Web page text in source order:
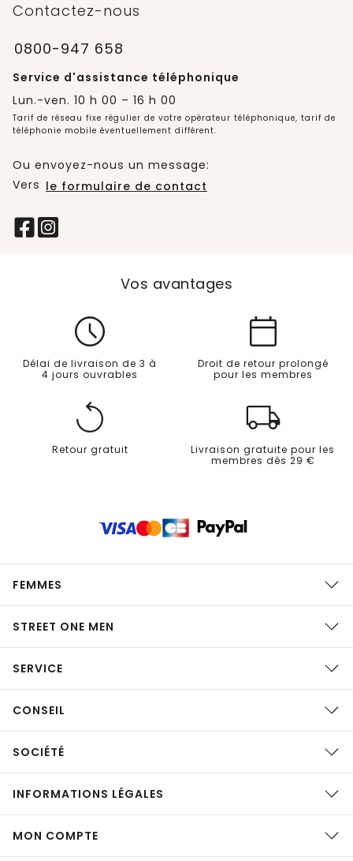
Contactez-nous
0800-947 658
Service d'assistance téléphonique
Lun.-ven. 10 h 00 – 16 h 00
Tarif de réseau fixe régulier de votre opérateur téléphonique, tarif de
téléphonie mobile éventuellement différent.
Ou envoyez-nous un message:
Vers le formulaire de contact
Vos avantages
Délai de livraison de 3 à
4 jours ouvrables
Droit de retour prolongé
pour les membres
Retour gratuit
Livraison gratuite pour les
membres dès 29 €
FEMMES
STREET ONE MEN
SERVICE
CONSEIL
SOCIÉTÉ
INFORMATIONS LÉGALES
MON COMPTE